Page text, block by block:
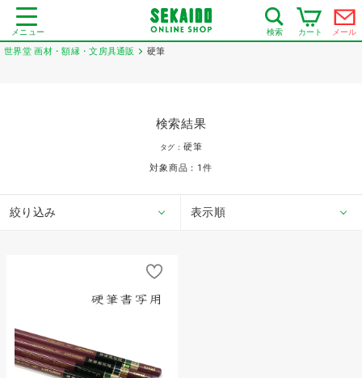
メニュー 検索 カート メール
世界堂 画材・額縁・文房具通販 硬筆
検索結果
タグ： 硬筆
対象商品： 1 件
絞り込み 表示順